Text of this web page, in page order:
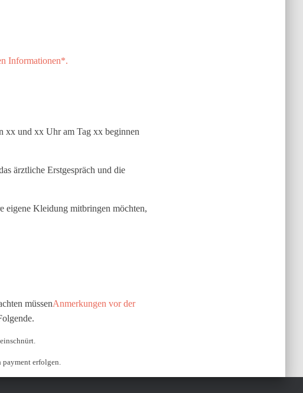
Informationen*.
xx und xx Uhr am Tag xx beginnen
ärztliche Erstgespräch und die
eigene Kleidung mitbringen möchten,
müssenAnmerkungen vor der
erfolgen.